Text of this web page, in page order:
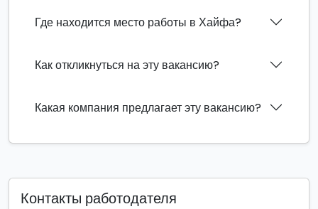
Где находится место работы в Хайфа?
Как откликнуться на эту вакансию?
Какая компания предлагает эту вакансию?
Контакты работодателя